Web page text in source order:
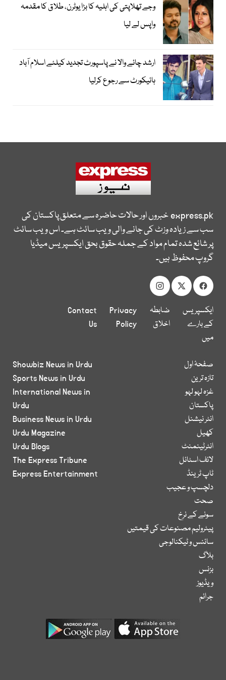
وجے تھلاپتی کی اہلیہ کا بڑا یوٹرن، طلاق کا مقدمہ
واپس لے لیا
ارشد چائے والا نے پاسپورٹ تجدید کیلئے اسلام آباد
ہائیکورٹ سے رجوع کرلیا
express.pkخبروں اور حالات حاضرہ سے متعلق پاکستان کی
سب سے زیادہ وزٹ کی جانے والی ویب سائٹ ہے۔ اس ویب سائٹ
پر شائع شدہ تمام مواد کے جملہ حقوق بحق ایکسپریس میڈیا
گروپ محفوظ ہیں۔
ایکسپریس
کے بارے
میں
ضابطہ
اخلاق
Privacy
Policy
Contact
Us
صفحۂ اول
تازہ ترین
غزہ لہو لہو
پاکستان
انٹر نیشنل
کھیل
انٹرٹینمنٹ
لائف اسٹائل
ٹاپ ٹرینڈ
دلچسپ و عجیب
صحت
سونے کے نرخ
پیٹرولیم مصنوعات کی قیمتیں
سائنس و ٹیکنالوجی
بلاگ
بزنس
ویڈیوز
جرائم
Showbiz News in Urdu
Sports News in Urdu
International News in
Urdu
Business News in Urdu
Urdu Magazine
Urdu Blogs
The Express Tribune
Express Entertainment